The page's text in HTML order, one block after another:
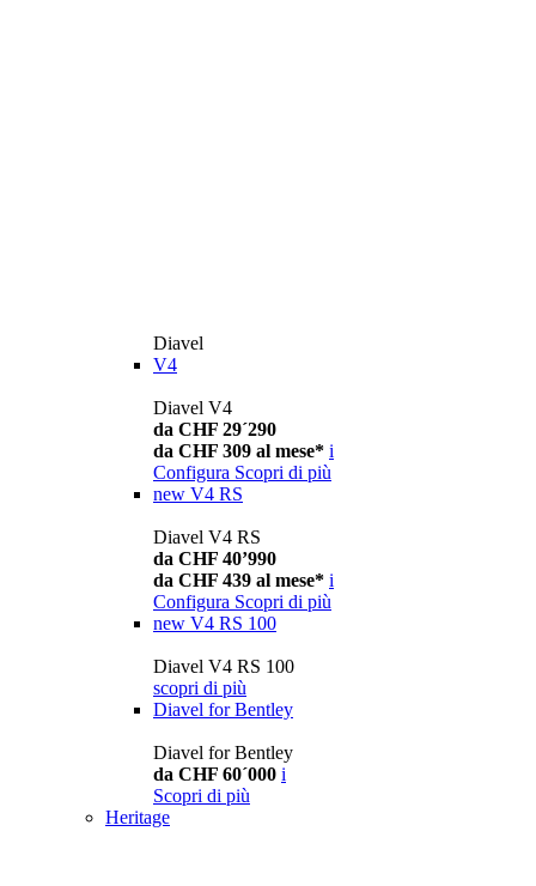
Diavel
V4
Diavel V4
da CHF 29´290
da CHF 309 al mese* i
Configura Scopri di più
new V4 RS
Diavel V4 RS
da CHF 40’990
da CHF 439 al mese* i
Configura Scopri di più
new V4 RS 100
Diavel V4 RS 100
scopri di più
Diavel for Bentley
Diavel for Bentley
da CHF 60´000 i
Scopri di più
Heritage